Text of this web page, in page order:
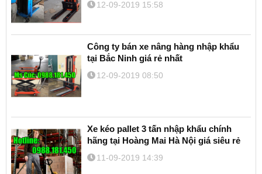
12-09-2019 15:58
Công ty bán xe nâng hàng nhập khẩu
tại Bắc Ninh giá rẻ nhất
12-09-2019 08:50
Xe kéo pallet 3 tấn nhập khẩu chính
hãng tại Hoàng Mai Hà Nội giá siêu rẻ
11-09-2019 14:39